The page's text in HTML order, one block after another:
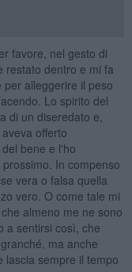
favore, nel gesto di
restato dentro e mi fa
alleggerire il peso
Lo spirito del
di un diseredato e,
offerto
bene e l'ho
In compenso
vera o falsa quella
vero. O come tale mi
almeno me ne sono
a sentirsi così, che
ma anche
lascia sempre il tempo